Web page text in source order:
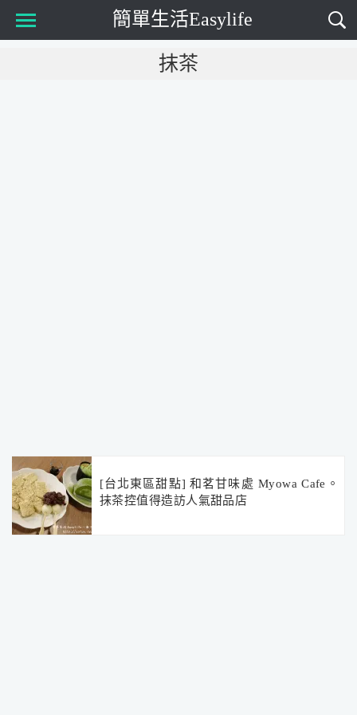
簡單生活Easylife
抹茶
[台北東區甜點] 和茗甘味處 Myowa Cafe。
抹茶控值得造訪人氣甜品店